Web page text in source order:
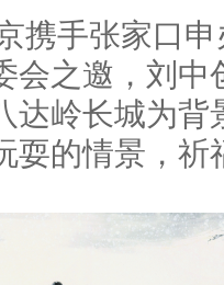
携手张家口
会之邀，刘
达岭长城为
耍的情景，